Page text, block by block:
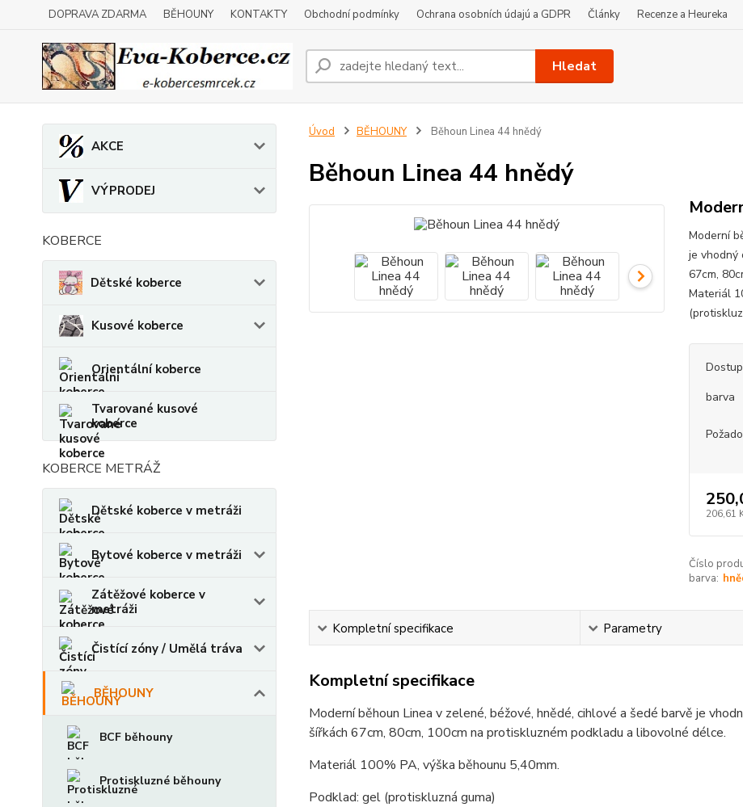
DOPRAVA ZDARMA BĚHOUNY KONTAKTY Obchodní podmínky Ochrana osobních údajú a GDPR Články Recenze a Heureka
Hledat
AKCE
VÝPRODEJ
KOBERCE
Dětské koberce
Kusové koberce
Orientální koberce
Tvarované kusové
koberce
KOBERCE METRÁŽ
Dětské koberce v metráži
Bytové koberce v metráži
Zátěžové koberce v
metráži
Čistící zóny / Umělá tráva
BĚHOUNY
BCF běhouny
Protiskluzné běhouny
Úvod BĚHOUNY Běhoun Linea 44 hnědý
Běhoun Linea 44 hnědý
Moderní
je vhodný
67cm,
Materiál
barva
206,61
Číslo
barva:
Kompletní specifikace Parametry
Kompletní specifikace
Moderní běhoun Linea v zelené, béžové, hnědé, cihlové a šedé barvě je
šířkách 67cm, 80cm, 100cm na protiskluzném podkladu a libovolné délce.
Materiál 100% PA, výška běhounu 5,40mm.
Podklad: gel (protiskluzná guma)